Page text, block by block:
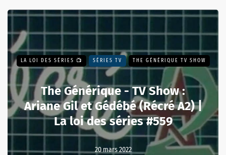
LA LOI DES SÉRIES 📺 SÉRIES TV THE GÉNÉRIQUE TV SHOW
The Générique - TV Show :
Ariane Gil et Gédébé (Récré A2) |
La loi des séries #559
20 mars 2022